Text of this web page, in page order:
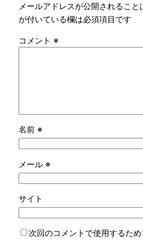
メールアドレスが公開されること
が付いている欄は必須項目です
コメント ※
名前 ※
メール ※
サイト
次回のコメントで使用するた